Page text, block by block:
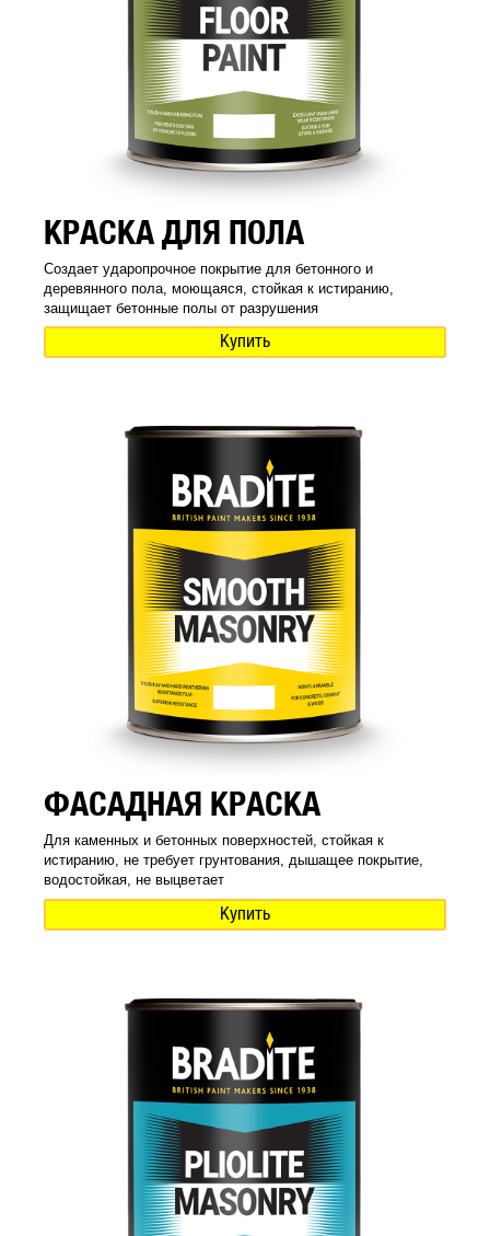
КРАСКА ДЛЯ ПОЛА
Создает ударопрочное покрытие для бетонного и
деревянного пола, моющаяся, стойкая к истиранию,
защищает бетонные полы от разрушения
Купить
ФАСАДНАЯ КРАСКА
Для каменных и бетонных поверхностей, стойкая к
истиранию, не требует грунтования, дышащее покрытие,
водостойкая, не выцветает
Купить